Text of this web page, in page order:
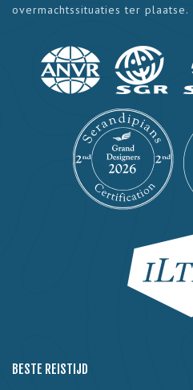
overmachtssituaties ter plaatse.
BESTE REISTIJD